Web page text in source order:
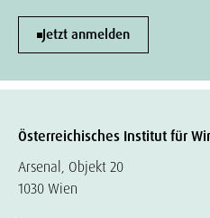
Jetzt anmelden
Österreichisches Institut für
Arsenal, Objekt 20
1030 Wien